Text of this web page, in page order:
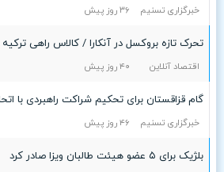
خبرگزاری تسنیم ٣۶ روز پیش
تحرک تازه بروکسل در آنکارا / کالاس راهی
اقتصاد آنلاین ۴۰ روز پیش
گام قزاقستان برای تحکیم شراکت راهبردی با
خبرگزاری تسنیم ۴۶ روز پیش
بلژیک برای ۵ عضو هیئت طالبان ویزا صادر کرد